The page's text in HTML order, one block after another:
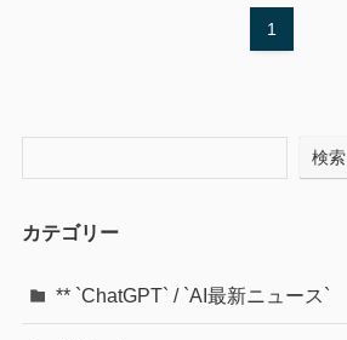
1
検索
カテゴリー
** `ChatGPT` / `AI最新ニュース`